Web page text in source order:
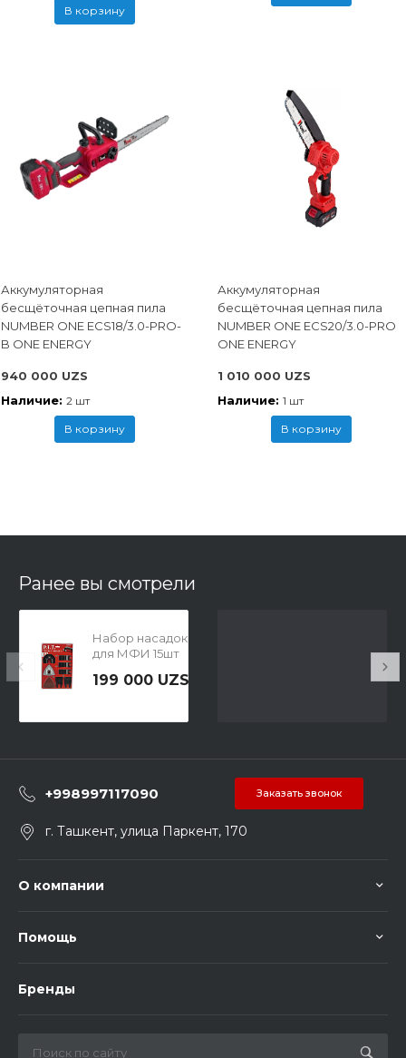
В корзину
Аккумуляторная
бесщёточная цепная пила
NUMBER ONE ECS18/3.0-PRO-
B ONE ENERGY
940 000 UZS
Наличие: 2 шт
В корзину
Аккумуляторная
бесщёточная цепная пила
NUMBER ONE ECS20/3.0-PRO
ONE ENERGY
1 010 000 UZS
Наличие: 1 шт
В корзину
Ранее вы смотрели
Набор насадок
для МФИ 15шт
017A
199 000 UZS
+998997117090 Заказать звонок
г. Ташкент, улица Паркент, 170
О компании
Помощь
Бренды